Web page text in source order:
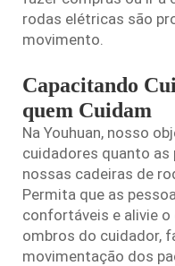
rodas elétricas são
movimento.
Capacitando
quem Cuidam
Na Youhuan, nosso
cuidadores quanto
nossas cadeiras de
Permita que as
confortáveis e alivie
ombros do cuidador,
movimentação dos